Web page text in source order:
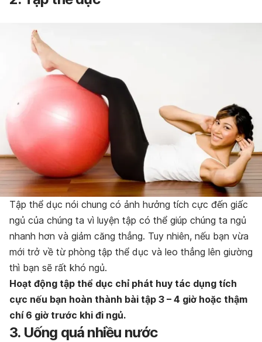
Tập thể dục nói chung có ảnh hưởng tích cực đến giấc
ngủ của chúng ta vì luyện tập có thể giúp chúng ta ngủ
nhanh hơn và giảm căng thẳng. Tuy nhiên, nếu bạn vừa
mới trở về từ phòng tập thể dục và leo thẳng lên giường
thì bạn sẽ rất khó ngủ.
Hoạt động tập thể dục chỉ phát huy tác dụng tích
cực nếu bạn hoàn thành bài tập 3 – 4 giờ hoặc thậm
chí 6 giờ trước khi đi ngủ.
3. Uống quá nhiều nước